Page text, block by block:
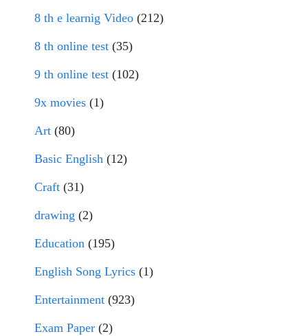
8 th e learnig Video (212)
8 th online test (35)
9 th online test (102)
9x movies (1)
Art (80)
Basic English (12)
Craft (31)
drawing (2)
Education (195)
English Song Lyrics (1)
Entertainment (923)
Exam Paper (2)